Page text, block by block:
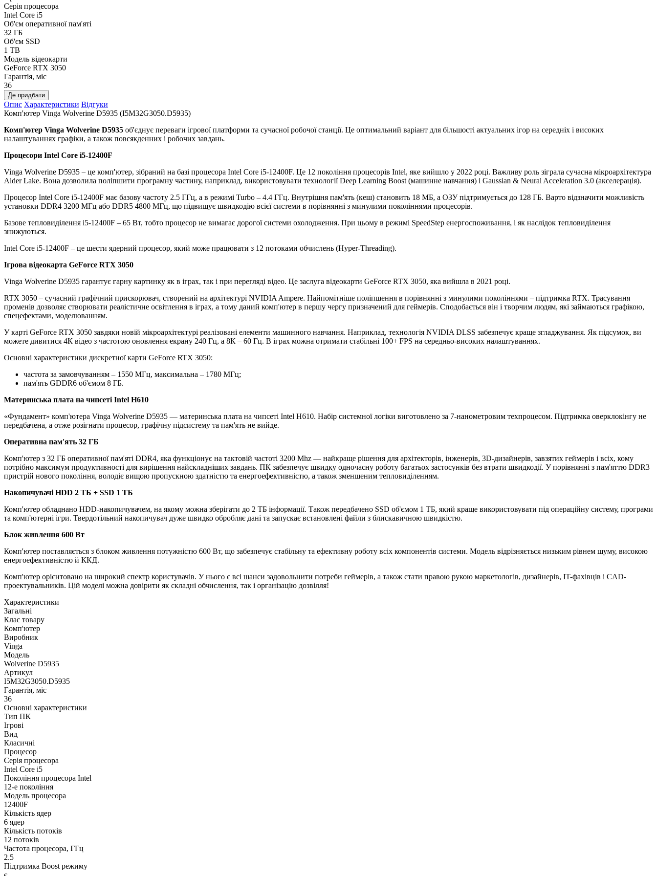
Серія процесора
Intel Core i5
Об'єм оперативної пам'яті
32 ГБ
Об'єм SSD
1 TB
Модель відеокарти
GeForce RTX 3050
Гарантія, міс
36
Де придбати
Опис Характеристики Відгуки
Комп'ютер Vinga Wolverine D5935 (I5M32G3050.D5935)
Комп'ютер Vinga Wolverine D5935 об'єднує переваги ігрової платформи та сучасної робочої станції. Це оптимальний варіант для більшості актуальних ігор на середніх і високих
налаштуваннях графіки, а також повсякденних і робочих завдань.
Процесори Intel Core i5-12400F
Vinga Wolverine D5935 – це комп'ютер, зібраний на базі процесора Intel Core i5-12400F. Це 12 покоління процесорів Intel, яке вийшло у 2022 році. Важливу роль зіграла сучасна мікроархітектура
Alder Lake. Вона дозволила поліпшити програмну частину, наприклад, використовувати технології Deep Learning Boost (машинне навчання) і Gaussian & Neural Acceleration 3.0 (акселерація).
Процесор Intel Core i5-12400F має базову частоту 2.5 ГГц, а в режимі Turbo – 4.4 ГГц. Внутрішня пам'ять (кеш) становить 18 МБ, а ОЗУ підтримується до 128 ГБ. Варто відзначити можливість
установки DDR4 3200 МГц або DDR5 4800 МГц, що підвищує швидкодію всієї системи в порівнянні з минулими поколіннями процесорів.
Базове тепловиділення i5-12400F – 65 Вт, тобто процесор не вимагає дорогої системи охолодження. При цьому в режимі SpeedStep енергоспоживання, і як наслідок тепловиділення
знижуються.
Intel Core i5-12400F – це шести ядерний процесор, який може працювати з 12 потоками обчислень (Hyper-Threading).
Ігрова відеокарта GeForce RTX 3050
Vinga Wolverine D5935 гарантує гарну картинку як в іграх, так і при перегляді відео. Це заслуга відеокарти GeForce RTX 3050, яка вийшла в 2021 році.
RTX 3050 – сучасний графічний прискорювач, створений на архітектурі NVIDIA Ampere. Найпомітніше поліпшення в порівнянні з минулими поколіннями – підтримка RTX. Трасування
променів дозволяє створювати реалістичне освітлення в іграх, а тому даний комп'ютер в першу чергу призначений для геймерів. Сподобається він і творчим людям, які займаються графікою,
спецефектами, моделюванням.
У карті GeForce RTX 3050 завдяки новій мікроархітектурі реалізовані елементи машинного навчання. Наприклад, технологія NVIDIA DLSS забезпечує краще згладжування. Як підсумок, ви
можете дивитися 4К відео з частотою оновлення екрану 240 Гц, а 8К – 60 Гц. В іграх можна отримати стабільні 100+ FPS на середньо-високих налаштуваннях.
Основні характеристики дискретної карти GeForce RTX 3050:
частота за замовчуванням – 1550 МГц, максимальна – 1780 МГц;
пам'ять GDDR6 об'ємом 8 ГБ.
Материнська плата на чипсеті Intel H610
«Фундамент» комп'ютера Vinga Wolverine D5935 — материнська плата на чипсеті Intel H610. Набір системної логіки виготовлено за 7-нанометровим техпроцесом. Підтримка оверклокінгу не
передбачена, а отже розігнати процесор, графічну підсистему та пам'ять не вийде.
Оперативна пам'ять 32 ГБ
Комп'ютер з 32 ГБ оперативної пам'яті DDR4, яка функціонує на тактовій частоті 3200 Mhz — найкраще рішення для архітекторів, інженерів, 3D-дизайнерів, завзятих геймерів і всіх, кому
потрібно максимум продуктивності для вирішення найскладніших завдань. ПК забезпечує швидку одночасну роботу багатьох застосунків без втрати швидкодії. У порівнянні з пам'яттю DDR3
пристрій нового покоління, володіє вищою пропускною здатністю та енергоефективністю, а також зменшеним тепловиділенням.
Накопичувачі HDD 2 TБ + SSD 1 ТБ
Комп'ютер обладнано HDD-накопичувачем, на якому можна зберігати до 2 ТБ інформації. Також передбачено SSD об'ємом 1 ТБ, який краще використовувати під операційну систему, програми
та комп'ютерні ігри. Твердотільний накопичувач дуже швидко обробляє дані та запускає встановлені файли з блискавичною швидкістю.
Блок живлення 600 Вт
Комп'ютер поставляється з блоком живлення потужністю 600 Вт, що забезпечує стабільну та ефективну роботу всіх компонентів системи. Модель відрізняється низьким рівнем шуму, високою
енергоефективністю й ККД.
Комп'ютер орієнтовано на широкий спектр користувачів. У нього є всі шанси задовольнити потреби геймерів, а також стати правою рукою маркетологів, дизайнерів, IT-фахівців і CAD-
проектувальників. Цій моделі можна довірити як складні обчислення, так і організацію дозвілля!
Характеристики
Загальні
Клас товару
Комп'ютер
Виробник
Vinga
Модель
Wolverine D5935
Артикул
I5M32G3050.D5935
Гарантія, міс
36
Основні характеристики
Тип ПК
Ігрові
Вид
Класичні
Процесор
Серія процесора
Intel Core i5
Покоління процесора Intel
12-е покоління
Модель процесора
12400F
Кількість ядер
6 ядер
Кількість потоків
12 потоків
Частота процесора, ГГц
2.5
Підтримка Boost режиму